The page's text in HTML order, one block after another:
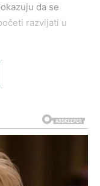
da se
razvijati u